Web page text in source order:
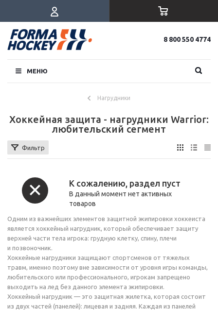
8 800 550 4774
МЕНЮ
Нагрудники
Хоккейная защита - нагрудники Warrior:
любительский сегмент
Фильтр
К сожалению, раздел пуст
В данный момент нет активных
товаров
Одним из важнейших элементов защитной экипировки хоккеиста
является хоккейный нагрудник, который обеспечивает защиту
верхней части тела игрока: грудную клетку, спину, плечи
и позвоночник.
Хоккейные нагрудники защищают спортсменов от тяжелых
травм, именно поэтому вне зависимости от уровня игры команды,
любительского или профессионального, игрокам запрещено
выходить на лед без данного элемента экипировки.
Хоккейный нагрудник — это защитная жилетка, которая состоит
из двух частей (панелей): лицевая и задняя. Каждая из панелей